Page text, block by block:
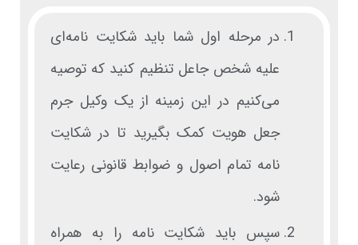
در مرحله اول شما باید شکایت نامه‌ای
علیه شخص جاعل تنظیم کنید که توصیه
می‌کنیم در این زمینه از یک وکیل جرم
جعل هویت کمک بگیرید تا در شکایت
نامه تمام اصول و ضوابط قانونی رعایت
شود.
سپس باید شکایت نامه را به همراه